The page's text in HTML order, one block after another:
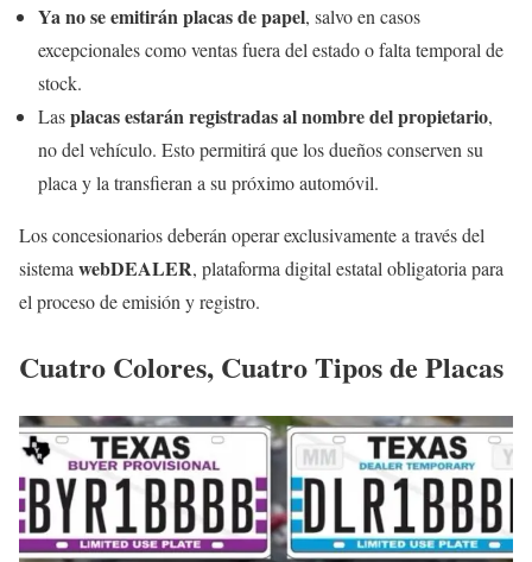
Ya no se emitirán placas de papel, salvo en casos
excepcionales como ventas fuera del estado o falta temporal de
stock.
Lasplacas estarán registradas al nombre del propietario,
no del vehículo. Esto permitirá que los dueños conserven su
placa y la transfieran a su próximo automóvil.
Los concesionarios deberán operar exclusivamente a través del
sistema webDEALER, plataforma digital estatal obligatoria para
el proceso de emisión y registro.
Cuatro Colores, Cuatro Tipos de Placas